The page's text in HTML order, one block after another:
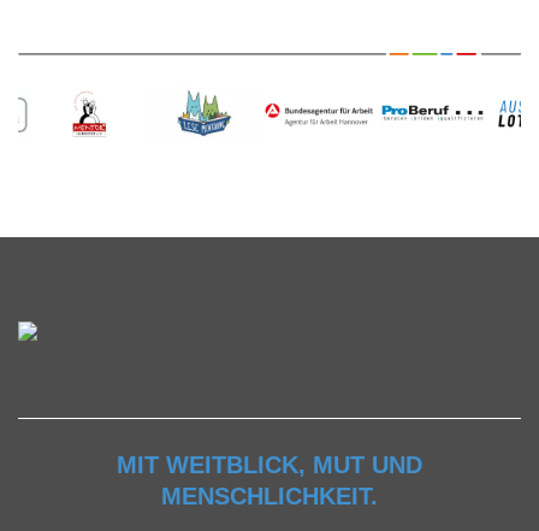
MIT WEITBLICK, MUT UND
MENSCHLICHKEIT.